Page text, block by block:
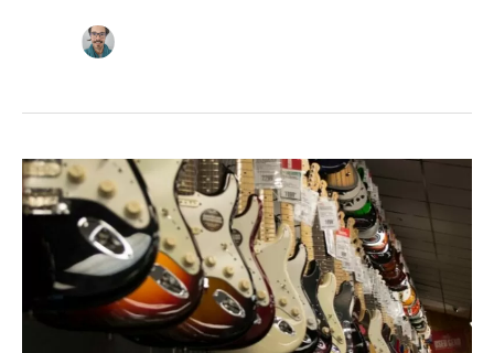
As
7
Melhores
Guitarras
Para